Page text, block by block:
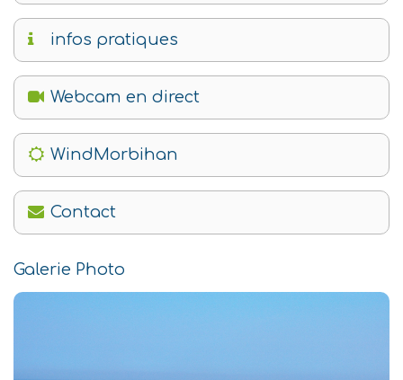
infos pratiques
Webcam en direct
WindMorbihan
Contact
Galerie Photo